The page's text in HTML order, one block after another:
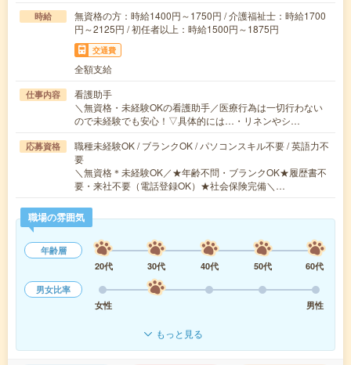
時給
無資格の方：時給1400円～1750円 / 介護福祉士：時給1700
円～2125円 / 初任者以上：時給1500円～1875円
交通費
全額支給
仕事内容
看護助手
＼無資格・未経験OKの看護助手／医療行為は一切行わない
ので未経験でも安心！▽具体的には…・リネンやシ…
応募資格
職種未経験OK / ブランクOK / パソコンスキル不要 / 英語力不
要
＼無資格＊未経験OK／★年齢不問・ブランクOK★履歴書不
要・来社不要（電話登録OK）★社会保険完備＼…
職場の雰囲気
年齢層
20代
30代 40代 50代
60代
男女比率
女性
男性
もっと見る